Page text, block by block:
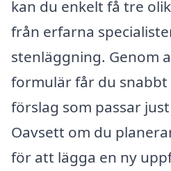
kan du enkelt få tre
från erfarna
stenläggning. Genom
formulär får du snabbt
förslag som passar
Oavsett om du
för att lägga en ny